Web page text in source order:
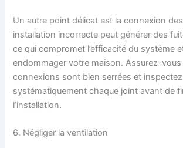
Un autre point délicat est la connexion
installation incorrecte peut générer des
ce qui compromet l’efficacité du système
endommager votre maison. Assurez-
connexions sont bien serrées et inspectez
systématiquement chaque joint avant de
l’installation.
6. Négliger la ventilation